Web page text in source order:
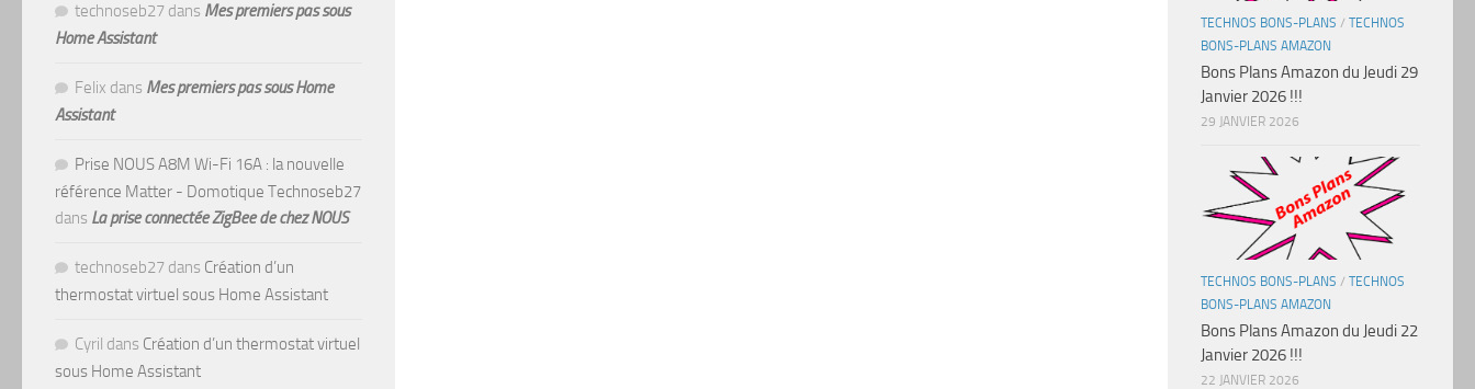
technoseb27 dans Mes premiers pas sous
Home Assistant
Felix dans Mes premiers pas sous Home
Assistant
Prise NOUS A8M Wi-Fi 16A : la nouvelle
référence Matter - Domotique Technoseb27
dans La prise connectée ZigBee de chez NOUS
technoseb27 dans Création d’un
thermostat virtuel sous Home Assistant
Cyril dans Création d’un thermostat virtuel
sous Home Assistant
TECHNOS BONS-PLANS / TECHNOS
BONS-PLANS AMAZON
Bons Plans Amazon du Jeudi 29
Janvier 2026 !!!
29 JANVIER 2026
TECHNOS BONS-PLANS / TECHNOS
BONS-PLANS AMAZON
Bons Plans Amazon du Jeudi 22
Janvier 2026 !!!
22 JANVIER 2026